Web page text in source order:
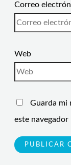
Correo
Web
Guarda mi
este